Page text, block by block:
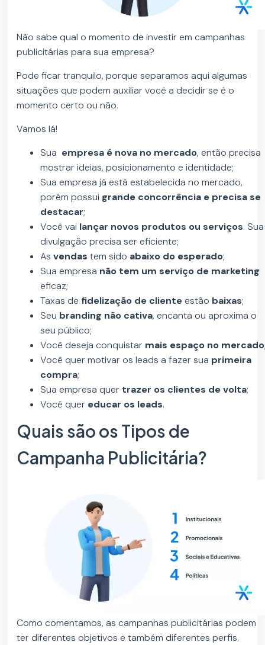
Não sabe qual o momento de investir em campanhas
publicitárias para sua empresa?
Pode ficar tranquilo, porque separamos aqui algumas
situações que podem auxiliar você a decidir se é o
momento certo ou não.
Vamos lá!
Sua empresa é nova no mercado, então precisa
mostrar ideias, posicionamento e identidade;
Sua empresa já está estabelecida no mercado,
porém possui grande concorrência e precisa se
destacar;
Você vai lançar novos produtos ou serviços. Sua
divulgação precisa ser eficiente;
Asvendas tem sido abaixo do esperado;
Sua empresa não tem um serviço de marketing
eficaz;
Taxas de fidelização de clienteestão baixas;
Seu branding não cativa, encanta ou aproxima o
seu público;
Você deseja conquistar mais espaço no mercado
Você quer motivar os leads a fazer sua primeira
compra;
Sua empresa quer trazer os clientes de volta;
Você quer educar os leads.
Quais são os Tipos de
Campanha Publicitária?
Como comentamos, as campanhas publicitárias podem
ter diferentes objetivos e também diferentes perfis.